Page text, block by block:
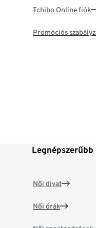
Tchibo Online fiók
Promóciós
Női divat
Női órák